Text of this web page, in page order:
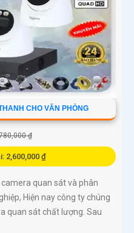
CHO VĂN PHÒNG
₫
2,600,000 ₫
quan sát và phân
Hiện nay công ty chúng
quan sát chất lượng. Sau